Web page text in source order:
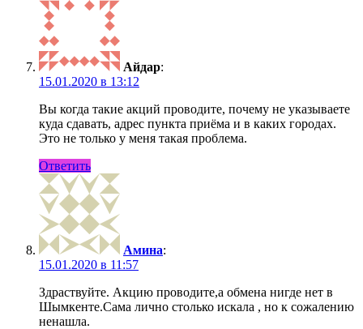
Айдар:
15.01.2020 в 13:12
Вы когда такие акций проводите, почему не указываете
куда сдавать, адрес пункта приёма и в каких городах.
Это не только у меня такая проблема.
Ответить
Амина:
15.01.2020 в 11:57
Здраствуйте. Акцию проводите,а обмена нигде нет в
Шымкенте.Сама лично столько искала , но к сожалению
ненашла.